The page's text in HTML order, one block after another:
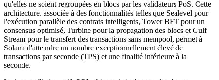
qu'elles ne soient regroupées en blocs par les validateurs PoS. Cette
architecture, associée à des fonctionnalités telles que Sealevel pour
l'exécution parallèle des contrats intelligents, Tower BFT pour un
consensus optimisé, Turbine pour la propagation des blocs et Gulf
Stream pour le transfert des transactions sans mempool, permet à
Solana d'atteindre un nombre exceptionnellement élevé de
transactions par seconde (TPS) et une finalité inférieure à la
seconde.